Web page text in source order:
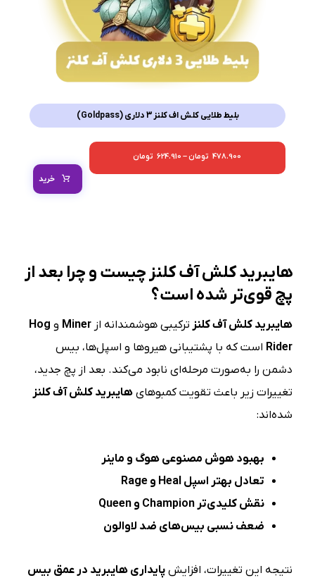
بلیط طلایی کلش اف کلنز 3 دلاری (Goldpass)
478.900 تومان–
624.910 تومان
خرید
هایبرید کلش آف کلنز چیست و چرا بعد از
پچ قوی‌تر شده است؟
هایبرید کلش آف کلنز ترکیبی هوشمندانه ازMiner و Hog
Rider است که با پشتیبانی هیروها و اسپل‌ها، بیس
دشمن را به‌صورت مرحله‌ای نابود می‌کند. بعد از پچ جدید،
تغییرات زیر باعث تقویت کمبوهایهایبرید کلش آف کلنز
شده‌اند:
بهبود هوش مصنوعی هوگ و ماینر
تعادل بهتر اسپل Heal و Rage
نقش کلیدی‌ترChampion و Queen
ضعف نسبی بیس‌های ضد لاوالون
نتیجه این تغییرات، افزایشپایداری هایبرید در عمق بیس